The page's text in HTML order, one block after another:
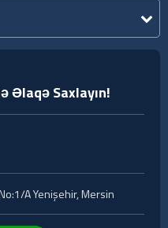
Əlaqə Saxlayın!
A Yenişehir, Mersin